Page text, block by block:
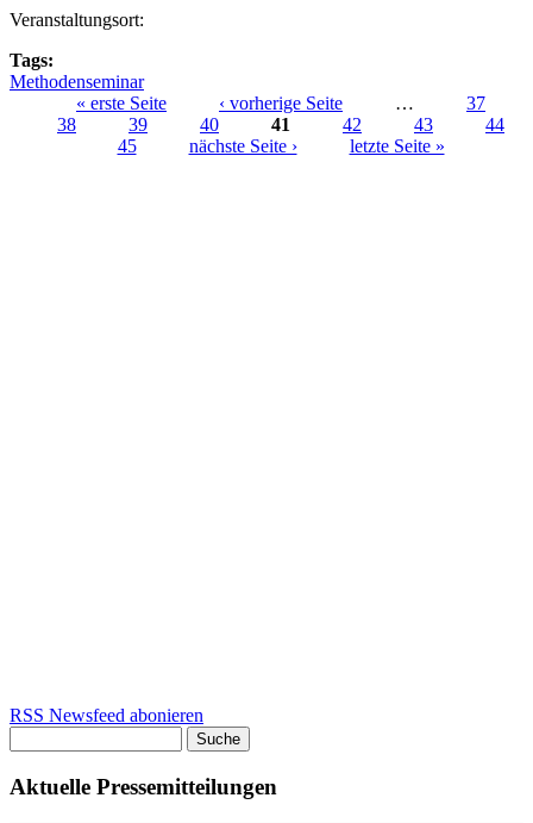
Veranstaltungsort:
Tags:
Methodenseminar
Seiten
« erste Seite ‹ vorherige Seite …
37
38
39 40 41 42 43
44
45
nächste Seite › letzte Seite »
RSS Newsfeed abonieren
Aktuelle Pressemitteilungen